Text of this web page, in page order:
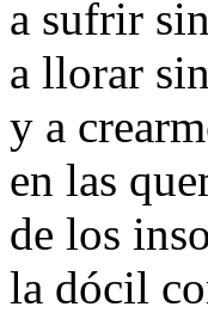
a sufrir
a llorar
y a
en las
de los
la dócil